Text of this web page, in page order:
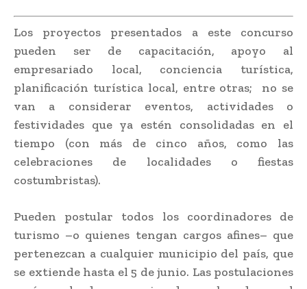
Los proyectos presentados a este concurso
pueden ser de capacitación, apoyo al
empresariado local, conciencia turística,
planificación turística local, entre otras; no se
van a considerar eventos, actividades o
festividades que ya estén consolidadas en el
tiempo (con más de cinco años, como las
celebraciones de localidades o fiestas
costumbristas).
Pueden postular todos los coordinadores de
turismo –o quienes tengan cargos afines– que
pertenezcan a cualquier municipio del país, que
se extiende hasta el 5 de junio. Las postulaciones